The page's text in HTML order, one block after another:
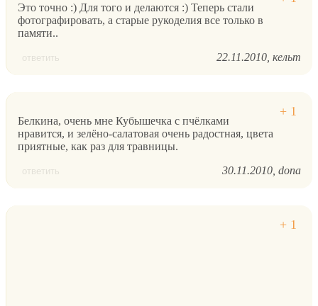
Это точно :) Для того и делаются :) Теперь стали
фотографировать, а старые рукоделия все только в
памяти..
ответить 22.11.2010 кельт
Белкина, очень мне Кубышечка с пчёлками
нравится, и зелёно-салатовая очень радостная, цвета
приятные, как раз для травницы.
ответить 30.11.2010 dona